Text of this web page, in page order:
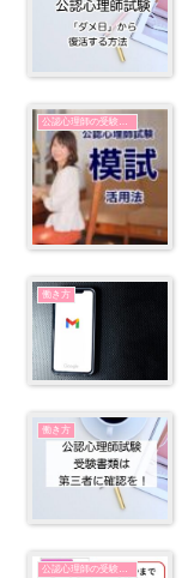
公認心理師の受験勉強
働き方
働き方
公認心理師の受験勉強